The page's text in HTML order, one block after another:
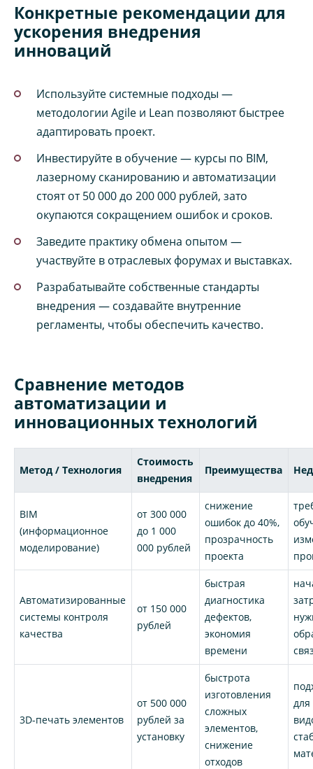
Конкретные рекомендации для
ускорения внедрения
инноваций
Используйте системные подходы —
методологии Agile и Lean позволяют быстрее
адаптировать проект.
Инвестируйте в обучение — курсы по BIM,
лазерному сканированию и автоматизации
стоят от 50 000 до 200 000 рублей, зато
окупаются сокращением ошибок и сроков.
Заведите практику обмена опытом —
участвуйте в отраслевых форумах и выставках.
Разрабатывайте собственные стандарты
внедрения — создавайте внутренние
регламенты, чтобы обеспечить качество.
Сравнение методов
автоматизации и
инновационных технологий
Метод / Технология
Стоимость
внедрения
Преимущества
BIM
(информационное
моделирование)
от 300 000
до 1 000
000 рублей
снижение
ошибок до 40%,
прозрачность
проекта
Автоматизированные
системы контроля
качества
от 150 000
рублей
быстрая
диагностика
дефектов,
экономия
времени
3D-печать элементов
от 500 000
рублей за
установку
быстрота
изготовления
сложных
элементов,
снижение
отходов
для